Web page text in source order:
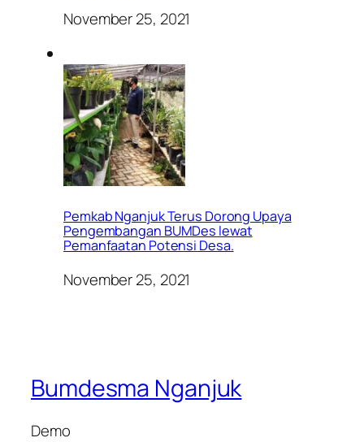
November 25, 2021
Pemkab Nganjuk Terus Dorong Upaya
Pengembangan BUMDes lewat
Pemanfaatan Potensi Desa.
November 25, 2021
Bumdesma Nganjuk
Demo